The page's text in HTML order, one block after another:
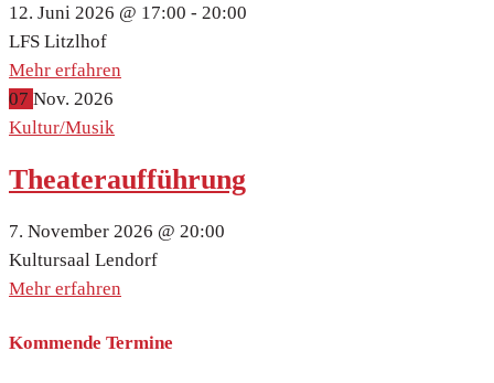
12. Juni 2026 @ 17:00 - 20:00
LFS Litzlhof
Mehr erfahren
07 Nov. 2026
Kultur/Musik
Theateraufführung
7. November 2026 @ 20:00
Kultursaal Lendorf
Mehr erfahren
Kommende Termine